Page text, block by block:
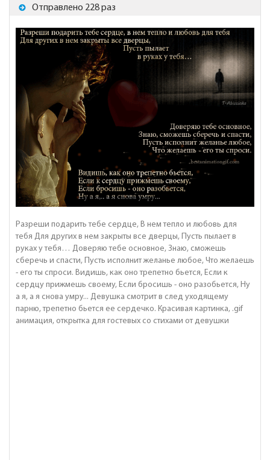
Отправлено 228 раз
Разреши подарить тебе сердце, В нем тепло и любовь для
тебя Для других в нем закрыты все дверцы, Пусть пылает в
руках у тебя… Доверяю тебе основное, Знаю, сможешь
сберечь и спасти, Пусть исполнит желанье любое, Что желаешь
- его ты спроси. Видишь, как оно трепетно бьется, Если к
сердцу прижмешь своему, Если бросишь - оно разобьется, Ну
а я, а я снова умру... Девушка смотрит в след уходящему
парню, трепетно бьется ее сердечко. Красивая картинка, .gif
анимация, открытка для гостевых со стихами от девушки